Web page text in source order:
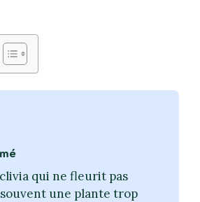
qui ne fleurit pas
une plante trop